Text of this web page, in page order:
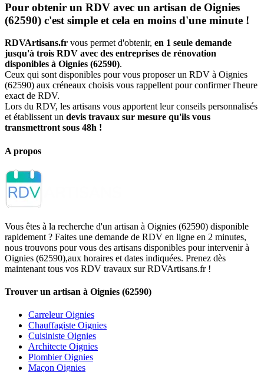
Pour obtenir un RDV avec un artisan de Oignies
(62590) c'est simple et cela en moins d'une minute !
RDVArtisans.fr vous permet d'obtenir, en 1 seule demande
jusqu'à trois RDV avec des entreprises de rénovation
disponibles à Oignies (62590).
Ceux qui sont disponibles pour vous proposer un RDV à Oignies
(62590) aux créneaux choisis vous rappellent pour confirmer l'heure
exact de RDV.
Lors du RDV, les artisans vous apportent leur conseils personnalisés
et établissent un devis travaux sur mesure qu'ils vous
transmettront sous 48h !
A propos
Vous êtes à la recherche d'un artisan à Oignies (62590) disponible
rapidement ? Faites une demande de RDV en ligne en 2 minutes,
nous trouvons pour vous des artisans disponibles pour intervenir à
Oignies (62590),aux horaires et dates indiquées. Prenez dès
maintenant tous vos RDV travaux sur RDVArtisans.fr !
Trouver un artisan à Oignies (62590)
Carreleur Oignies
Chauffagiste Oignies
Cuisiniste Oignies
Architecte Oignies
Plombier Oignies
Maçon Oignies